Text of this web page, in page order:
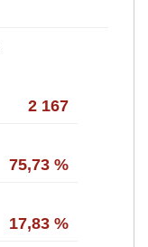
2 167
75,73 %
17,83 %